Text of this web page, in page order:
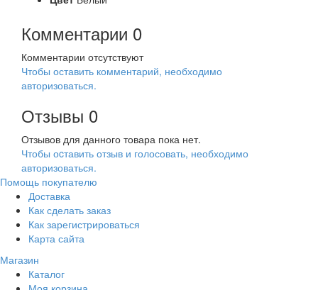
Комментарии 0
Комментарии отсутствуют
Чтобы оставить комментарий, необходимо
авторизоваться.
Отзывы 0
Отзывов для данного товара пока нет.
Чтобы оcтавить отзыв и голосовать, необходимо
авторизоваться.
Помощь покупателю
Доставка
Как сделать заказ
Как зарегистрироваться
Карта сайта
Магазин
Каталог